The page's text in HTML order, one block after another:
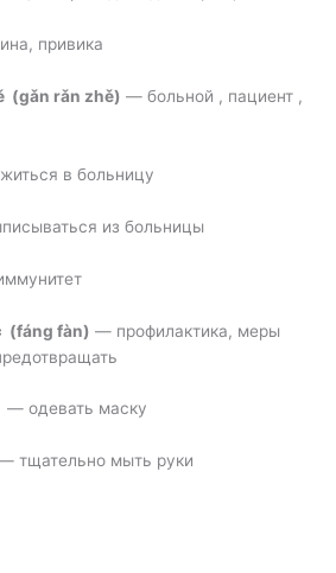
привика
(gǎn rǎn zhě) — больной , пациент ,
в больницу
из больницы
(fáng fàn) — профилактика, меры
— одевать маску
тщательно мыть руки